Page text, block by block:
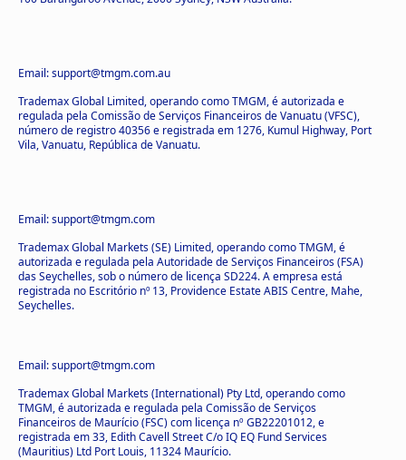
Email: support@tmgm.com.au
Trademax Global Limited, operando como TMGM, é autorizada e
regulada pela Comissão de Serviços Financeiros de Vanuatu (VFSC),
número de registro 40356 e registrada em 1276, Kumul Highway, Port
Vila, Vanuatu, República de Vanuatu.
Email: support@tmgm.com
Trademax Global Markets (SE) Limited, operando como TMGM, é
autorizada e regulada pela Autoridade de Serviços Financeiros (FSA)
das Seychelles, sob o número de licença SD224. A empresa está
registrada no Escritório nº 13, Providence Estate ABIS Centre, Mahe,
Seychelles.
Email: support@tmgm.com
Trademax Global Markets (International) Pty Ltd, operando como
TMGM, é autorizada e regulada pela Comissão de Serviços
Financeiros de Maurício (FSC) com licença nº GB22201012, e
registrada em 33, Edith Cavell Street C/o IQ EQ Fund Services
(Mauritius) Ltd Port Louis, 11324 Maurício.